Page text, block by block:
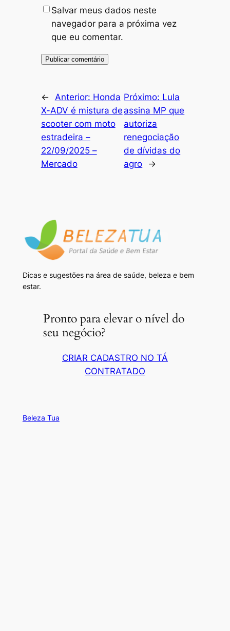
Salvar meus dados neste
navegador para a próxima vez
que eu comentar.
← Anterior: Honda
X-ADV é mistura de
scooter com moto
estradeira –
22/09/2025 –
Mercado
Próximo: Lula
assina MP que
autoriza
renegociação
de dívidas do
agro
→
Dicas e sugestões na área de saúde, beleza e bem
estar.
Pronto para elevar o nível do
seu negócio?
CRIAR CADASTRO NO TÁ
CONTRATADO
Beleza Tua